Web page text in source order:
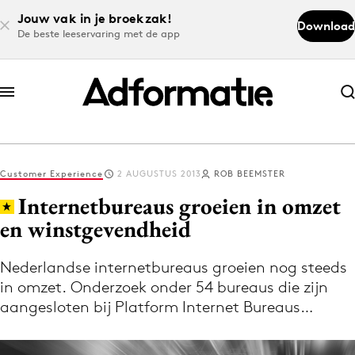
Jouw vak in je broekzak!
De beste leeservaring met de app
Download
Abonneer nu
Abonneer nu
Log in
Volg het laatste nieuws via de Adformatie
Nieuws app
Customer Experience 2 AUGUSTUS 2013 ROB BEEMSTER
Internetbureaus groeien in omzet
en winstgevendheid
Nederlandse internetbureaus groeien nog steeds
in omzet. Onderzoek onder 54 bureaus die zijn
aangesloten bij Platform Internet Bureaus…